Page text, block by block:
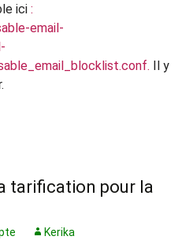
ici :
email-
Il y
tarification pour la
Kerika